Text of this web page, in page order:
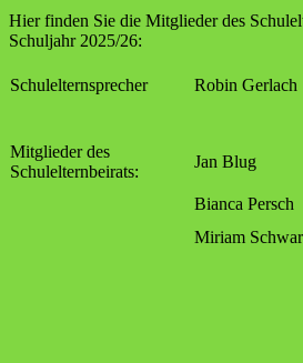
Hier finden Sie die Mitglieder des
Schuljahr 2025/26:
Schulelternsprecher Robin Gerlach
Mitglieder des
Schulelternbeirats:
Jan Blug
Bianca Persch
Miriam